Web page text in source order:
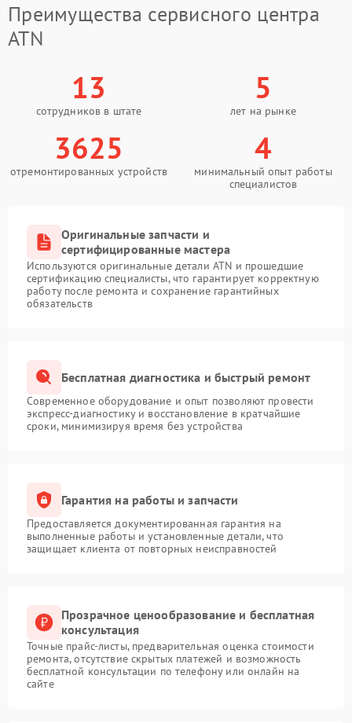
Преимущества сервисного центра
ATN
13
сотрудников в штате
5
лет на рынке
3625
отремонтированных устройств
4
минимальный опыт работы
специалистов
Оригинальные запчасти и
сертифицированные мастера
Используются оригинальные детали ATN и прошедшие
сертификацию специалисты, что гарантирует корректную
работу после ремонта и сохранение гарантийных
обязательств
Бесплатная диагностика и быстрый ремонт
Современное оборудование и опыт позволяют провести
экспресс-диагностику и восстановление в кратчайшие
сроки, минимизируя время без устройства
Гарантия на работы и запчасти
Предоставляется документированная гарантия на
выполненные работы и установленные детали, что
защищает клиента от повторных неисправностей
Прозрачное ценообразование и бесплатная
консультация
Точные прайс-листы, предварительная оценка стоимости
ремонта, отсутствие скрытых платежей и возможность
бесплатной консультации по телефону или онлайн на
сайте